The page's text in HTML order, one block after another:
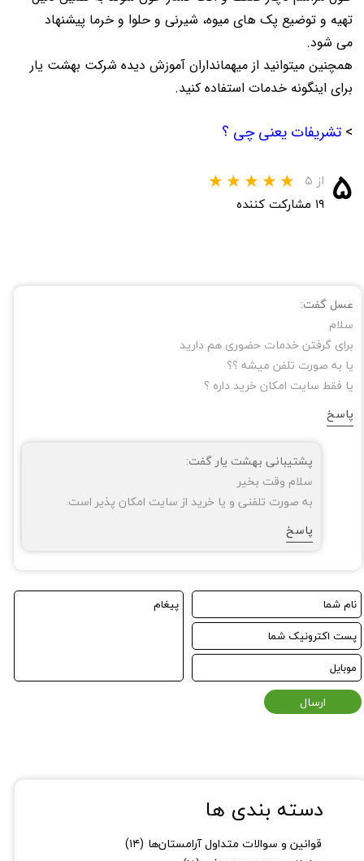
تهیه و توضیع پک های میوه، شیرنی و حلوا و خرما پیشنهاد
می شود.
همچنین میتوانید از میهمانداران آموزش دیده شرکت بهشت یار
برای اینگونه خدمات استفاده کنید.
> تشریفات یعنی چی ؟
۵ از ۵
۱۹ مشارکت کننده
عسل گفت:
سلام
برای گرفتن خدمات حضوری هم دارید
یا به صورت تلفن میشه ؟؟
یا فقط سایت امکان خرید داره ؟
پاسخ
پشتیبانی بهشت یار گفت:
سلام وقت بخیر
به صورت تلفنی و یا خرید از سایت امکان پذیر است.
پاسخ
ارسال
دسته بندی ها
قوانین و سوالات متداول آرامستان‌ها (۱۴)